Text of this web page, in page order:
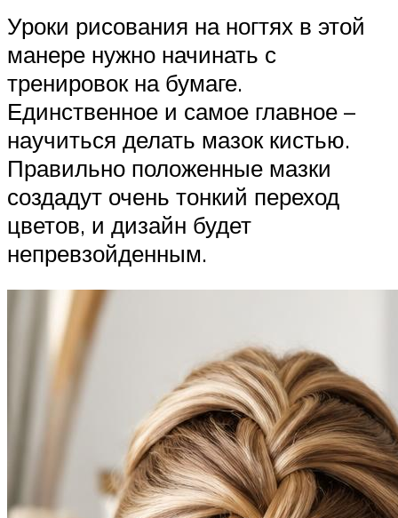
Уроки рисования на ногтях в этой
манере нужно начинать с
тренировок на бумаге.
Единственное и самое главное –
научиться делать мазок кистью.
Правильно положенные мазки
создадут очень тонкий переход
цветов, и дизайн будет
непревзойденным.